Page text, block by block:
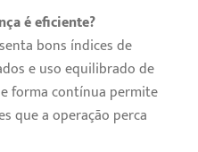
é eficiente?
bons índices de
e uso equilibrado de
forma contínua permite
que a operação perca